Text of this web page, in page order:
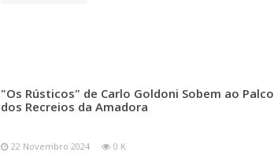
"Os Rústicos" de Carlo Goldoni Sobem ao Palco
dos Recreios da Amadora
22 Novembro 2024 0 K